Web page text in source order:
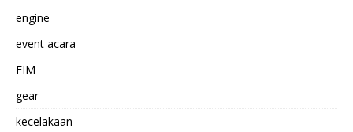
engine
event acara
FIM
gear
kecelakaan